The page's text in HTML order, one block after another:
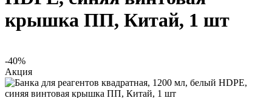
крышка ПП, Китай, 1 шт
-40%
Акция